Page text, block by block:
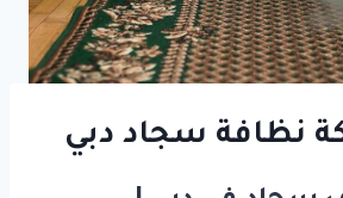
نظافة سجاد دبي